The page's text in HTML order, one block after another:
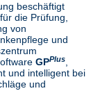
beschäftigt
die Prüfung,
von
und
GPPlus,
und intelligent bei
und